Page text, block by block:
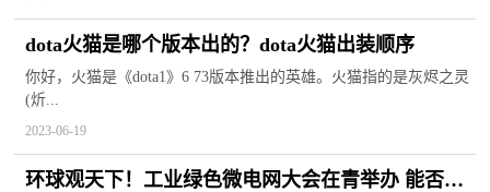
dota火猫是哪个版本出的？dota火猫出装顺序
你好，火猫是《dota1》6 73版本推出的英雄。火猫指的是灰烬之灵
(炘...
2023-06-19
环球观天下！工业绿色微电网大会在青举办 能否引